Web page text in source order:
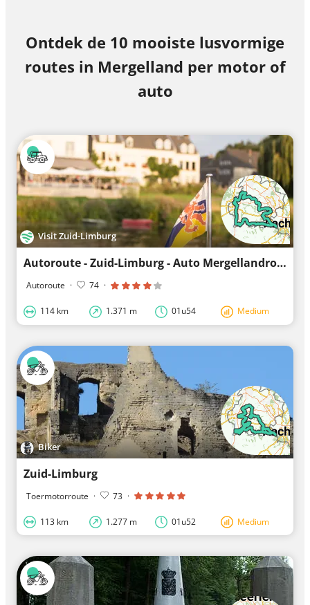
Ontdek de 10 mooiste lusvormige
routes in Mergelland per motor of
auto
Visit Zuid-Limburg
Autoroute - Zuid-Limburg - Auto Mergellandroute
Autoroute · 74 ·
114 km 1.371 m 01u54 Medium
Biker
Zuid-Limburg
Toermotorroute · 73 ·
113 km 1.277 m 01u52 Medium